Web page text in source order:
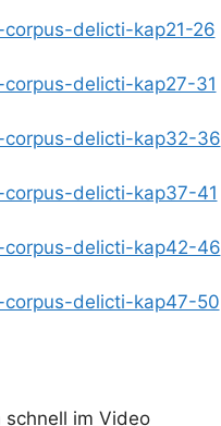
delicti-kap21-26
delicti-kap27-31
delicti-kap32-36
delicti-kap37-41
delicti-kap42-46
delicti-kap47-50
schnell im Video